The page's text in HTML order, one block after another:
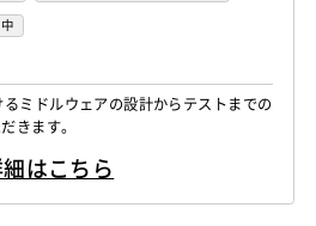
ーバーエンジニア
ミドルウェアの設計からテストまでの
きます。
はこちら